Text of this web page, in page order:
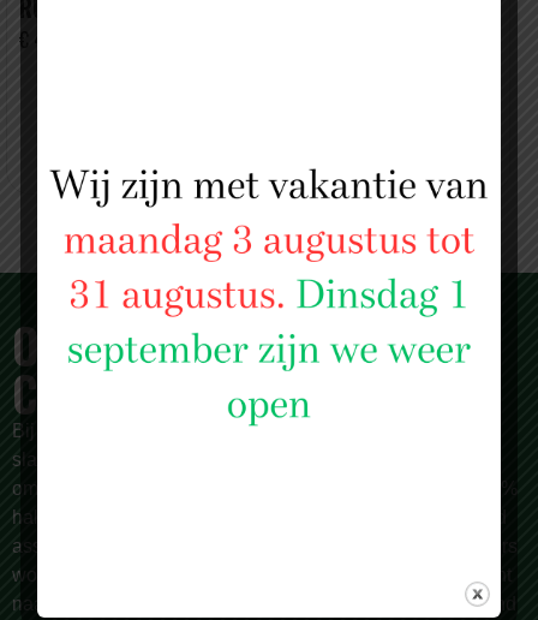
€ 4,99 PER KILO
OVER SLAGERIJ ISLAM
CENTRUM
Bij
zijn we meer dan alleen een
slagerij. Al sinds 1987 zijn we een begrip in Rotterdam en
omstreken, bekend om onze zorgvuldige selectie van 100%
halal vlees van de hoogste kwaliteit. Wij bieden een breed
assortiment, met meer dan 150 producten die dagelijks vers
worden bereid door onze vakslagers. Of je nu op zoek bent
naar lamsvlees, rundvlees, kip, of geitenvlees – bij ons vind